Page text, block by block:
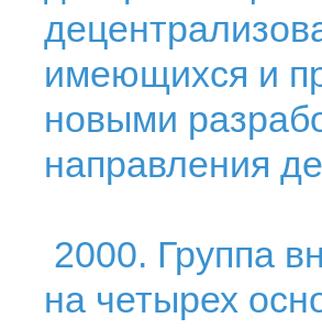
имеющихся и
новыми
направления
2000. Группа
на четырех